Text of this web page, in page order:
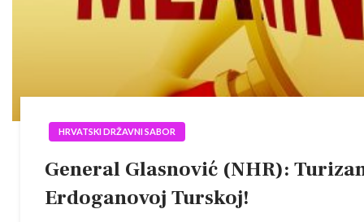
HRVATSKI DRŽAVNI SABOR
General Glasnović (NHR):
Erdoganovoj Turskoj!